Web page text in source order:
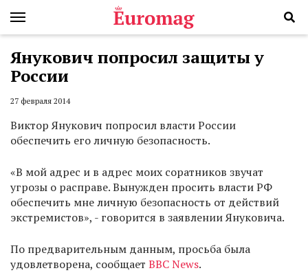
Янукович попросил защиты у
России
27 февраля 2014
Виктор Янукович попросил власти России
обеспечить его личную безопасность.
«В мой адрес и в адрес моих соратников звучат
угрозы о расправе. Вынужден просить власти РФ
обеспечить мне личную безопасность от действий
экстремистов», - говорится в заявлении Януковича.
По предварительным данным, просьба была
удовлетворена, сообщает BBC News.